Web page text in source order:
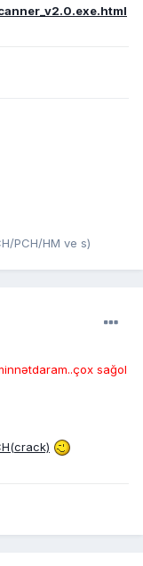
PCH/HM ve s)
sağol